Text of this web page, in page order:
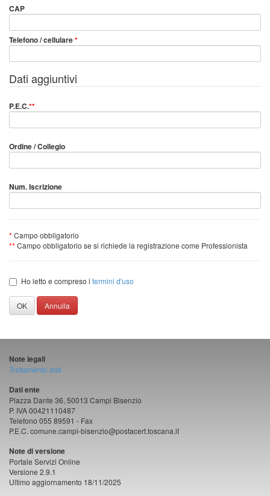
CAP
Telefono / cellulare*
Dati aggiuntivi
P.E.C.**
Ordine / Collegio
Num. Iscrizione
* Campo obbligatorio
** Campo obbligatorio se si richiede la registrazione come Professionista
Ho letto e compreso i termini d'uso
OK Annulla
Note legali
Trattamento dati
Dati ente
Piazza Dante 36, 50013 Campi Bisenzio
P. IVA 00421110487
Telefono 055 89591 - Fax
P.E.C. comune.campi-bisenzio@postacert.toscana.it
Note di versione
Portale Servizi Online
Versione 2.9.1
Ultimo aggiornamento 18/11/2025